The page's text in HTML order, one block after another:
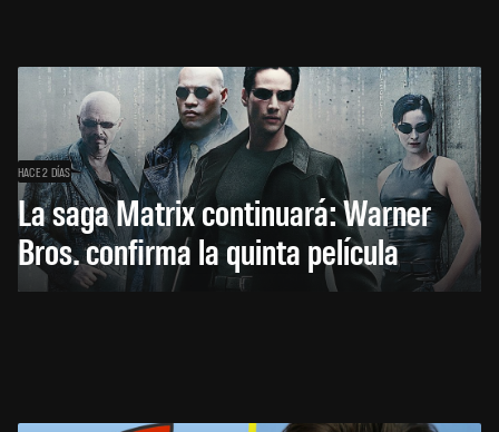
HACE 2 DÍAS
La saga Matrix continuará: Warner
Bros. confirma la quinta película